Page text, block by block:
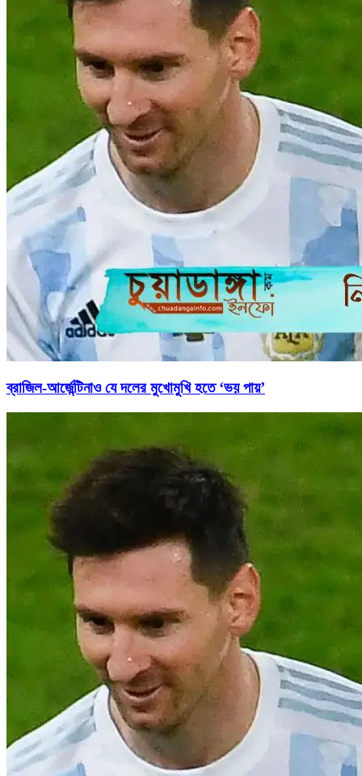
ব্রাজিল-আর্জেন্টিনাও যে দলের মুখোমুখি হতে ‘ভয় পায়’